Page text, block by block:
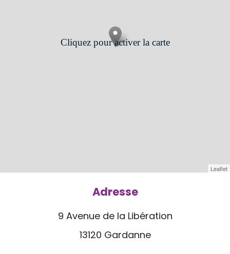
Cliquez pour activer la carte
Leaflet
Adresse
9 Avenue de la Libération
13120 Gardanne